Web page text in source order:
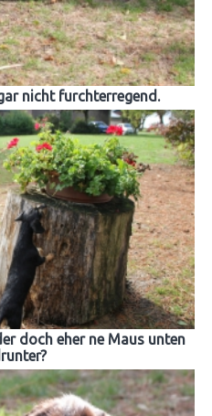
nicht furchterregend.
doch eher ne Maus unten